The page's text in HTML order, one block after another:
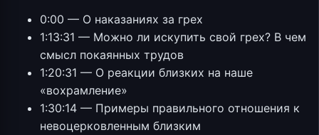
0:00 — О наказаниях за грех
1:13:31 — Можно ли искупить свой грех? В чем
смысл покаянных трудов
1:20:31 — О реакции близких на наше
«вохрамление»
1:30:14 — Примеры правильного отношения к
невоцерковленным близким